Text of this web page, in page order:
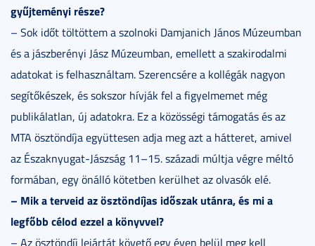
gyűjteményi része?
– Sok időt töltöttem a szolnoki Damjanich János Múzeumban
és a jászberényi Jász Múzeumban, emellett a szakirodalmi
adatokat is felhasználtam. Szerencsére a kollégák nagyon
segítőkészek, és sokszor hívják fel a figyelmemet még
publikálatlan, új adatokra. Ez a közösségi támogatás és az
MTA ösztöndíja együttesen adja meg azt a hátteret, amivel
az Északnyugat-Jászság 11–15. századi múltja végre méltó
formában, egy önálló kötetben kerülhet az olvasók elé.
– Mik a terveid az ösztöndíjas időszak utánra, és mi a
legfőbb célod ezzel a könyvvel?
– Az ösztöndíj lejártát követő egy éven belül meg kell